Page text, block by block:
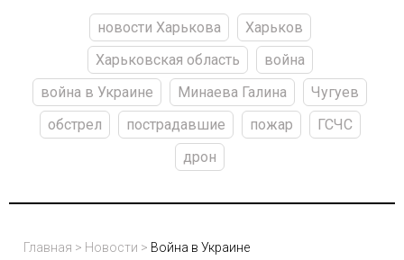
новости Харькова
Харьков
Харьковская область
война
война в Украине
Минаева Галина
Чугуев
обстрел
пострадавшие пожар
ГСЧС
дрон
Главная > Новости > Война в Украине